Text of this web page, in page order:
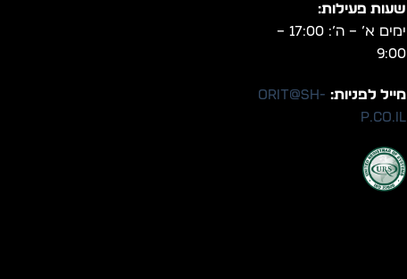
שעות פעילות:
ימים א’ – ה’: 17:00 –
9:00
מייל לפניות: orit@sh-
p.co.il